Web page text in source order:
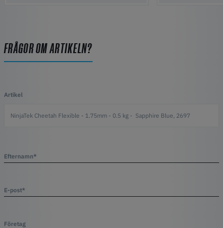
FRÅGOR OM ARTIKELN?
Artikel
Efternamn*
E-post*
Företag